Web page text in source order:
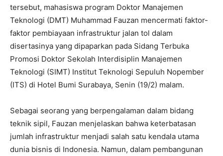
tersebut, mahasiswa program Doktor Manajemen
Teknologi (DMT) Muhammad Fauzan mencermati faktor-
faktor pembiayaan infrastruktur jalan tol dalam
disertasinya yang dipaparkan pada Sidang Terbuka
Promosi Doktor Sekolah Interdisiplin Manajemen
Teknologi (SIMT) Institut Teknologi Sepuluh Nopember
(ITS) di Hotel Bumi Surabaya, Senin (19/2) malam.
Sebagai seorang yang berpengalaman dalam bidang
teknik sipil, Fauzan menjelaskan bahwa keterbatasan
jumlah infrastruktur menjadi salah satu kendala utama
dunia bisnis di Indonesia. Namun, dalam pembangunan